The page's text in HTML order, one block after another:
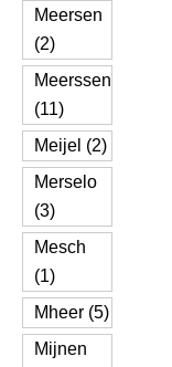
Meersen
(2)
Meerssen
(11)
Meijel (2)
Merselo
(3)
Mesch
(1)
Mheer (5)
Mijnen